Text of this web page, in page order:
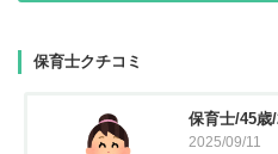
保育士クチコミ
保育士/45歳
2025/09/11